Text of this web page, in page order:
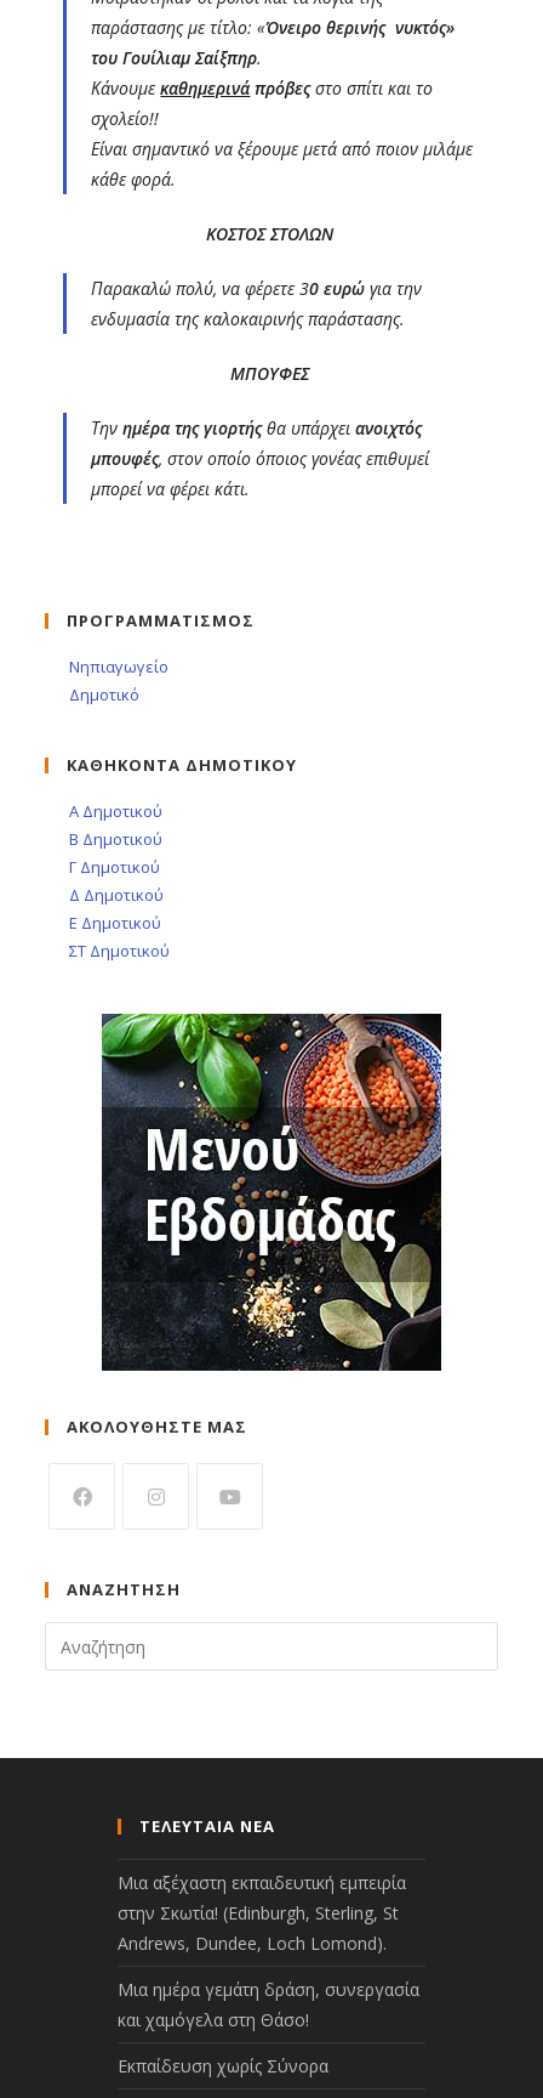
παράστασης με τίτλο: «Όνειρο θερινής νυκτός»
του Γουίλιαμ Σαίξπηρ.
Κάνουμεκαθημερινά πρόβεςστο σπίτι και το
σχολείο!!
Είναι σημαντικό να ξέρουμε μετά από ποιον μιλάμε
κάθε φορά.
ΚΟΣΤΟΣ ΣΤΟΛΩΝ
Παρακαλώ πολύ, να φέρετε 30 ευρώ για την
ενδυμασία της καλοκαιρινής παράστασης.
ΜΠΟΥΦΕΣ
Τηνημέρα της γιορτήςθα υπάρχειανοιχτός
μπουφές, στον οποίο όποιος γονέας επιθυμεί
μπορεί να φέρει κάτι.
ΠΡΟΓΡΑΜΜΑΤΙΣΜΟΣ
Νηπιαγωγείο
Δημοτικό
ΚΑΘΗΚΟΝΤΑ ΔΗΜΟΤΙΚΟΥ
Α Δημοτικού
Β Δημοτικού
Γ Δημοτικού
Δ Δημοτικού
Ε Δημοτικού
ΣΤ Δημοτικού
ΑΚΟΛΟΥΘΗΣΤΕ ΜΑΣ
ΑΝΑΖΉΤΗΣΗ
ΤΕΛΕΥΤΑΙΑ ΝΕΑ
Μια αξέχαστη εκπαιδευτική εμπειρία
στην Σκωτία! (Edinburgh, Sterling, St
Andrews, Dundee, Loch Lomond).
Μια ημέρα γεμάτη δράση, συνεργασία
και χαμόγελα στη Θάσο!
Εκπαίδευση χωρίς Σύνορα